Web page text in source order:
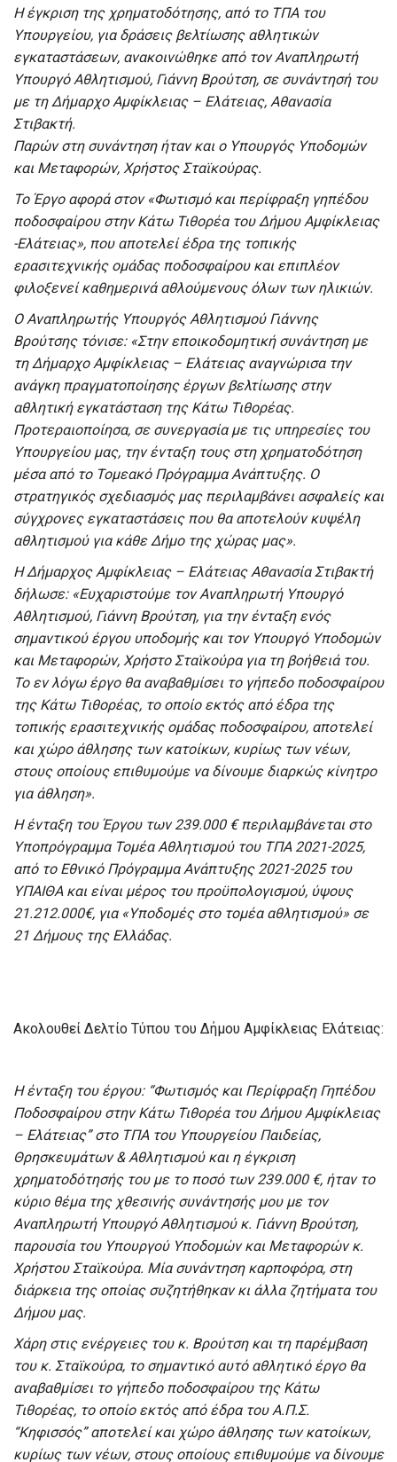
Η έγκριση της χρηματοδότησης, από το ΤΠΑ του
Υπουργείου, για δράσεις βελτίωσης αθλητικών
εγκαταστάσεων, ανακοινώθηκε από τον Αναπληρωτή
Υπουργό Αθλητισμού, Γιάννη Βρούτση, σε συνάντησή του
με τη Δήμαρχο Αμφίκλειας – Ελάτειας, Αθανασία
Στιβακτή.
Παρών στη συνάντηση ήταν και ο Υπουργός Υποδομών
και Μεταφορών, Χρήστος Σταϊκούρας.
Το Έργο αφορά στον «Φωτισμό και περίφραξη γηπέδου
ποδοσφαίρου στην Κάτω Τιθορέα του Δήμου Αμφίκλειας
-Ελάτειας», που αποτελεί έδρα της τοπικής
ερασιτεχνικής ομάδας ποδοσφαίρου και επιπλέον
φιλοξενεί καθημερινά αθλούμενους όλων των ηλικιών.
Ο Αναπληρωτής Υπουργός Αθλητισμού Γιάννης
Βρούτσης τόνισε: «Στην εποικοδομητική συνάντηση με
τη Δήμαρχο Αμφίκλειας – Ελάτειας αναγνώρισα την
ανάγκη πραγματοποίησης έργων βελτίωσης στην
αθλητική εγκατάσταση της Κάτω Τιθορέας.
Προτεραιοποίησα, σε συνεργασία με τις υπηρεσίες του
Υπουργείου μας, την ένταξη τους στη χρηματοδότηση
μέσα από το Τομεακό Πρόγραμμα Ανάπτυξης. Ο
στρατηγικός σχεδιασμός μας περιλαμβάνει ασφαλείς και
σύγχρονες εγκαταστάσεις που θα αποτελούν κυψέλη
αθλητισμού για κάθε Δήμο της χώρας μας».
Η Δήμαρχος Αμφίκλειας – Ελάτειας Αθανασία Στιβακτή
δήλωσε: «Ευχαριστούμε τον Αναπληρωτή Υπουργό
Αθλητισμού, Γιάννη Βρούτση, για την ένταξη ενός
σημαντικού έργου υποδομής και τον Υπουργό Υποδομών
και Μεταφορών, Χρήστο Σταϊκούρα για τη βοήθειά του.
Το εν λόγω έργο θα αναβαθμίσει το γήπεδο ποδοσφαίρου
της Κάτω Τιθορέας, το οποίο εκτός από έδρα της
τοπικής ερασιτεχνικής ομάδας ποδοσφαίρου, αποτελεί
και χώρο άθλησης των κατοίκων, κυρίως των νέων,
στους οποίους επιθυμούμε να δίνουμε διαρκώς κίνητρο
για άθληση».
Η ένταξη του Έργου των 239.000 € περιλαμβάνεται στο
Υποπρόγραμμα Τομέα Αθλητισμού του ΤΠΑ 2021-2025,
από το Εθνικό Πρόγραμμα Ανάπτυξης 2021-2025 του
ΥΠΑΙΘΑ και είναι μέρος του προϋπολογισμού, ύψους
21.212.000€, για «Υποδομές στο τομέα αθλητισμού» σε
21 Δήμους της Ελλάδας.
Ακολουθεί Δελτίο Τύπου του Δήμου Αμφίκλειας Ελάτειας:
Η ένταξη του έργου: “Φωτισμός και Περίφραξη Γηπέδου
Ποδοσφαίρου στην Κάτω Τιθορέα του Δήμου Αμφίκλειας
– Ελάτειας” στο ΤΠΑ του Υπουργείου Παιδείας,
Θρησκευμάτων & Αθλητισμού και η έγκριση
χρηματοδότησής του με το ποσό των 239.000 €, ήταν το
κύριο θέμα της χθεσινής συνάντησής μου με τον
Αναπληρωτή Υπουργό Αθλητισμού κ. Γιάννη Βρούτση,
παρουσία του Υπουργού Υποδομών και Μεταφορών κ.
Χρήστου Σταϊκούρα. Μία συνάντηση καρποφόρα, στη
διάρκεια της οποίας συζητήθηκαν κι άλλα ζητήματα του
Δήμου μας.
Χάρη στις ενέργειες του κ. Βρούτση και τη παρέμβαση
του κ. Σταϊκούρα, το σημαντικό αυτό αθλητικό έργο θα
αναβαθμίσει το γήπεδο ποδοσφαίρου της Κάτω
Τιθορέας, το οποίο εκτός από έδρα του Α.Π.Σ.
“Κηφισσός” αποτελεί και χώρο άθλησης των κατοίκων,
κυρίως των νέων, στους οποίους επιθυμούμε να δίνουμε